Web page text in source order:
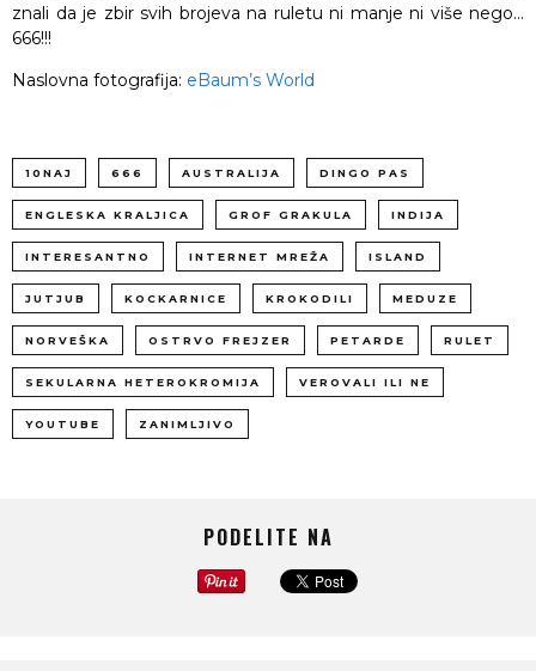
znali da je zbir svih brojeva na ruletu ni manje ni više nego…
666!!!
Naslovna fotografija: eBaum’s World
10NAJ 666 AUSTRALIJA DINGO PAS
ENGLESKA KRALJICA GROF GRAKULA INDIJA
INTERESANTNO INTERNET MREŽA ISLAND
JUTJUB KOCKARNICE KROKODILI MEDUZE
NORVEŠKA OSTRVO FREJZER PETARDE RULET
SEKULARNA HETEROKROMIJA VEROVALI ILI NE
YOUTUBE ZANIMLJIVO
PODELITE NA